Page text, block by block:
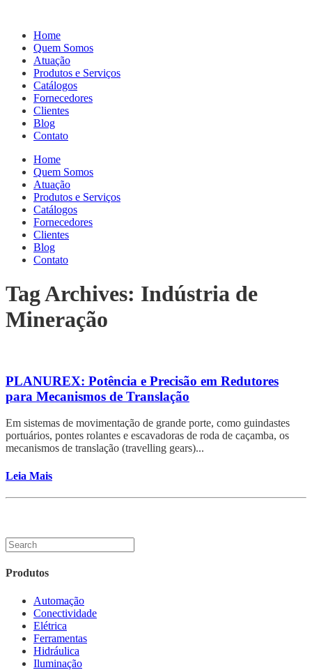
Home
Quem Somos
Atuação
Produtos e Serviços
Catálogos
Fornecedores
Clientes
Blog
Contato
Home
Quem Somos
Atuação
Produtos e Serviços
Catálogos
Fornecedores
Clientes
Blog
Contato
Tag Archives: Indústria de
Mineração
PLANUREX: Potência e Precisão em Redutores
para Mecanismos de Translação
Em sistemas de movimentação de grande porte, como guindastes
portuários, pontes rolantes e escavadoras de roda de caçamba, os
mecanismos de translação (travelling gears)...
Leia Mais
Produtos
Automação
Conectividade
Elétrica
Ferramentas
Hidráulica
Iluminação